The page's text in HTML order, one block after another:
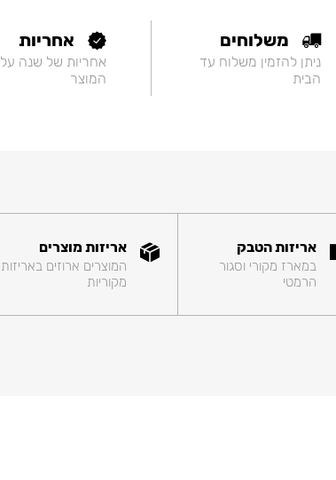
משלוחים
ניתן להזמין משלוח עד
הבית
אחריות
אחריות של שנה על
המוצר
אריזות הטבק
במארז מקורי וסגור
הרמטי
אריזות מוצרים
המוצרים ארוזים באריזות
מקוריות